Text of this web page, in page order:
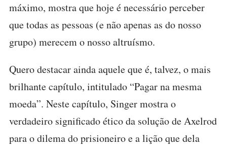
máximo, mostra que hoje é necessário perceber
que todas as pessoas (e não apenas as do nosso
grupo) merecem o nosso altruísmo.
Quero destacar ainda aquele que é, talvez, o mais
brilhante capítulo, intitulado “Pagar na mesma
moeda”. Neste capítulo, Singer mostra o
verdadeiro significado ético da solução de Axelrod
para o dilema do prisioneiro e a lição que dela